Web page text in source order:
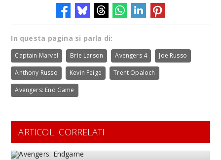
In questa pagina si parla di:
Captain Marvel Brie Larson Avengers 4 Joe Russo
Anthony Russo Kevin Feige Trent Opaloch
Avengers: End Game
ARTICOLI CORRELATI